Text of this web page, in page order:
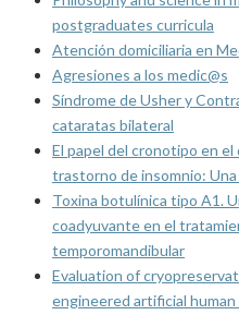
postgraduates curricula
Atención domiciliaria en
Agresiones a los medic@s
Síndrome de Usher y
cataratas bilateral
El papel del cronotipo en
trastorno de insomnio:
Toxina botulínica tipo A1.
coadyuvante en el
temporomandibular
Evaluation of
engineered artificial human